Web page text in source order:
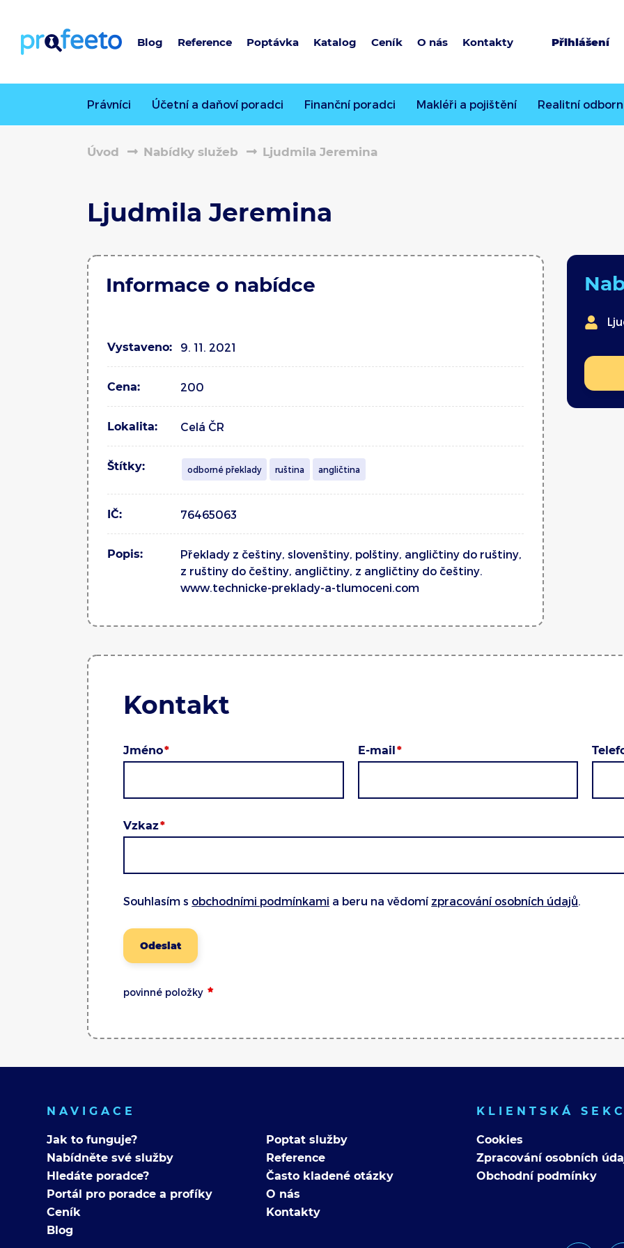
Blog Reference Poptávka Katalog Ceník O nás Kontakty Přihlášení
Právníci Účetní a daňoví poradci Finanční poradci Makléři a pojištění Realitní
Úvod Nabídky služeb Ljudmila Jeremina
Ljudmila Jeremina
Informace o nabídce
Vystaveno: 9. 11. 2021
Cena: 200
Lokalita: Celá ČR
Štítky: odborné překlady ruština angličtina
IČ: 76465063
Popis:
Překlady z češtiny, slovenštiny, polštiny, angličtiny do ruštiny,
z ruštiny do češtiny, angličtiny, z angličtiny do češtiny.
www.technicke-preklady-a-tlumoceni.com
Kontakt
Jméno E-mail
Vzkaz
Souhlasím s obchodními podmínkami a beru na vědomí zpracování osobních údajů.
Odeslat
povinné položky
NAVIGACE
Jak to funguje?
Nabídněte své služby
Hledáte poradce?
Portál pro poradce a profíky
Ceník
Blog
Poptat služby
Reference
Často kladené otázky
O nás
Kontakty
KLIENTSKÁ
Cookies
Zpracování osobních
Obchodní podmínky